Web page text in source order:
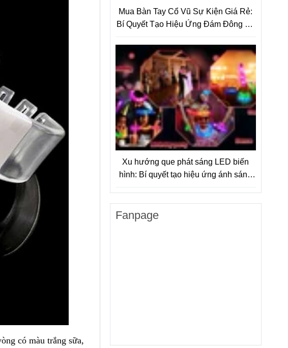
có màu trắng sữa,
Mua Bàn Tay Cổ Vũ Sự Kiện Giá Rẻ:
Bí Quyết Tạo Hiệu Ứng Đám Đông Và
Xu hướng que phát sáng LED biến
hình: Bí quyết tạo hiệu ứng ánh sáng
Fanpage